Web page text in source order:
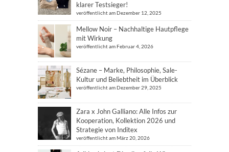
klarer Testsieger!
veröffentlicht am Dezember 12, 2025
Mellow Noir – Nachhaltige Hautpflege
mit Wirkung
veröffentlicht am Februar 4, 2026
Sézane – Marke, Philosophie, Sale-
Kultur und Beliebtheit im Überblick
veröffentlicht am Dezember 29, 2025
Zara x John Galliano: Alle Infos zur
Kooperation, Kollektion 2026 und
Strategie von Inditex
veröffentlicht am März 20, 2026